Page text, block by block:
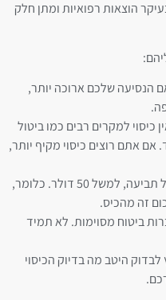
הוצאות רפואיות ומתן חלק
הוא רק ל-5 ימים. אם הנסיעה שלכם ארוכה יותר,
כיסוי למקרים רבים כמו ביטול
אם אתם רוצים כיסוי מקיף יותר,
יש לעיתים השתתפות עצמית בכל תביעה, למשל 50 דולר. כלומר,
זה מהכיס.
ביטוח מסוימות. לא תמיד
היטב מה בדיוק הכיסוי